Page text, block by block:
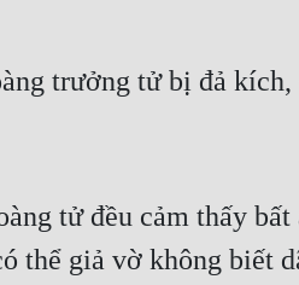
trưởng tử bị đả
tử đều cảm thấy
thể giả vờ không biết